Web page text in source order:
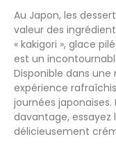
Au Japon, les
valeur des
« kakigori », glace
est un
Disponible dans
expérience
journées
davantage, essayez
délicieusement